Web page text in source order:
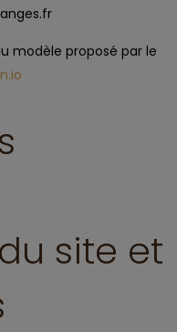
modèle proposé par le
site et